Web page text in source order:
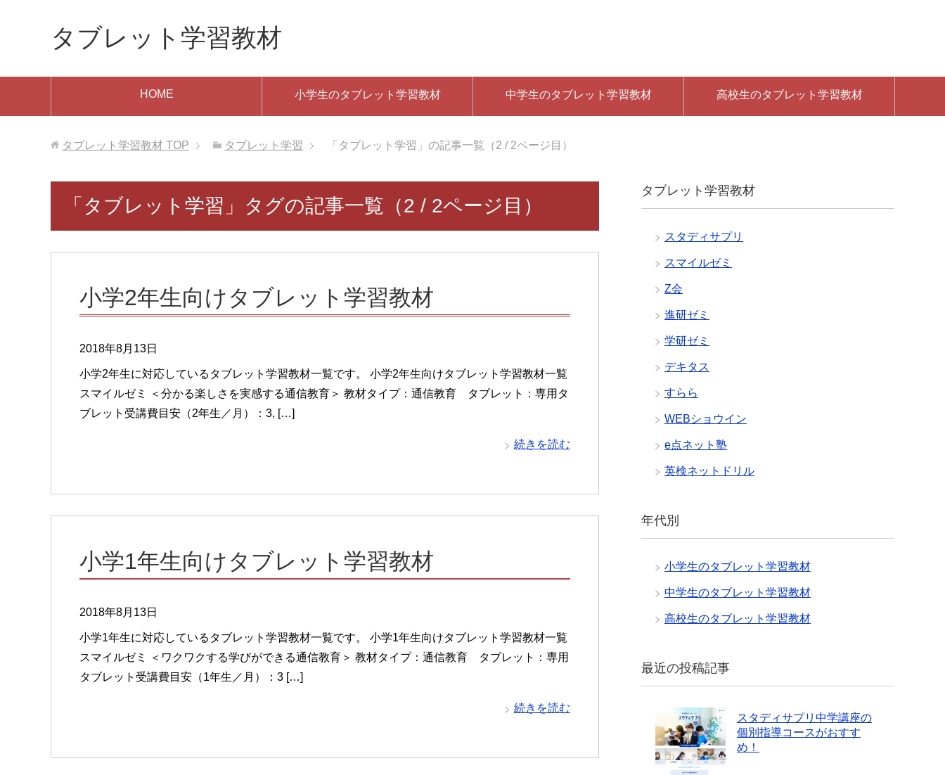
タブレット学習教材
HOME 小学生のタブレット学習教材 中学生のタブレット学習教材 高校生のタブレット学習教材
タブレット学習教材 TOP タブレット学習 「タブレット学習」の記事一覧（2 / 2ページ目）
「タブレット学習」タグの記事一覧（2 / 2ページ目）
小学2年生向けタブレット学習教材
2018年8月13日
小学2年生に対応しているタブレット学習教材一覧です。 小学2年生向けタブレット学習教材一覧
スマイルゼミ ＜分かる楽しさを実感する通信教育＞ 教材タイプ：通信教育 タブレット：専用タ
ブレット受講費目安（2年生／月）：3, […]
続きを読む
小学1年生向けタブレット学習教材
2018年8月13日
小学1年生に対応しているタブレット学習教材一覧です。 小学1年生向けタブレット学習教材一覧
スマイルゼミ ＜ワクワクする学びができる通信教育＞ 教材タイプ：通信教育 タブレット：専用
タブレット受講費目安（1年生／月）：3 […]
続きを読む
タブレット学習教材
スタディサプリ
スマイルゼミ
Z会
進研ゼミ
学研ゼミ
デキタス
すらら
WEBショウイン
e点ネット塾
英検ネットドリル
年代別
小学生のタブレット学習教材
中学生のタブレット学習教材
高校生のタブレット学習教材
最近の投稿記事
スタディサプリ中学講座の
個別指導コースがおすす
め！